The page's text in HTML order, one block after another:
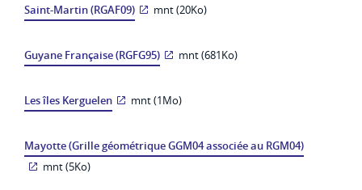
Saint-Martin (RGAF09) mnt (20Ko)
Guyane Française (RGFG95) mnt (681Ko)
Les îles Kerguelen mnt (1Mo)
Mayotte (Grille géométrique GGM04 associée au RGM04)
mnt (5Ko)